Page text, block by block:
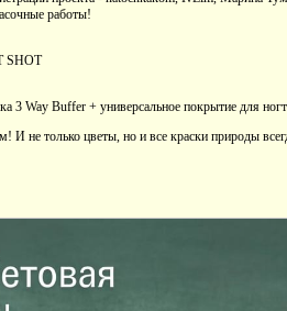
работы!
SHOT
3 Way Buffer + универсальное покрытие для
не только цветы, но и все краски природы